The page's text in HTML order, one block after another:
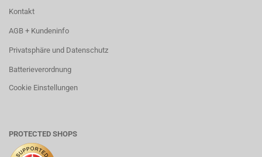
Kontakt
AGB + Kundeninfo
Privatsphäre und Datenschutz
Batterieverordnung
Cookie Einstellungen
PROTECTED SHOPS